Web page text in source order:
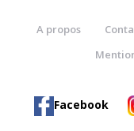
A propos
Facebook